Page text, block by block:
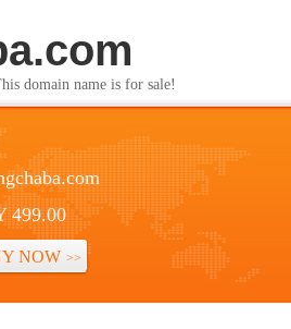
domain name is for sale!
499.00
NOW >>